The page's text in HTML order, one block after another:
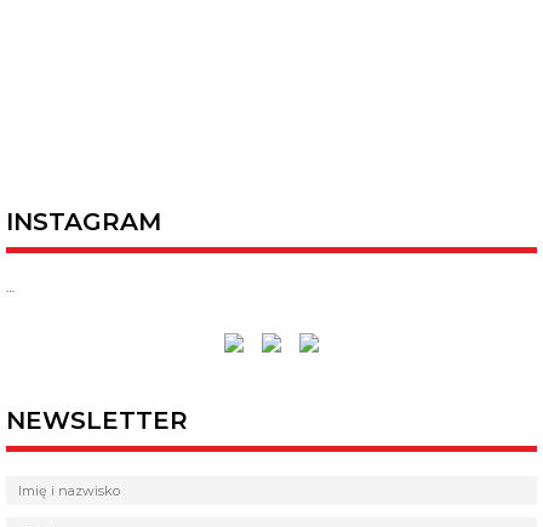
INSTAGRAM
…
NEWSLETTER